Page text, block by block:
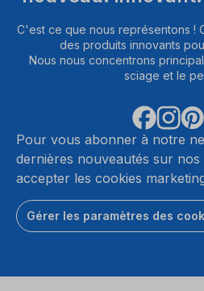
C'est ce que nous représentons !
des produits innovants
Nous nous concentrons
sciage et le
Pour vous abonner à notre
dernières nouveautés sur
accepter les cookies
Gérer les paramètres des